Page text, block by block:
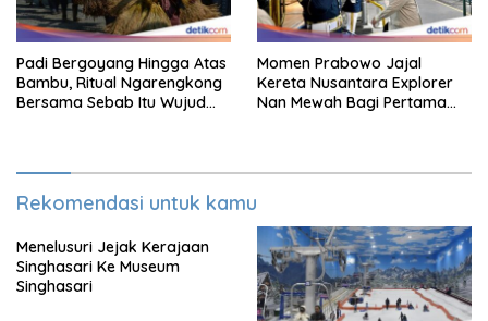
Padi Bergoyang Hingga Atas
Bambu, Ritual Ngarengkong
Bersama Sebab Itu Wujud
Momen Prabowo Jajal
Kereta Nusantara Explorer
Nan Mewah Bagi Pertama
Rekomendasi untuk kamu
Menelusuri Jejak Kerajaan
Singhasari Ke Museum
Singhasari